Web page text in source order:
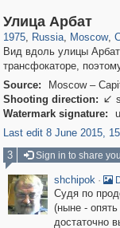
Улица Арбат
1975, Russia
1,406,504
, Moscow
319,780 8,286
,
159,978
Вид вдоль улицы
трансфокаторе,
Source:
Moscow –
Shooting direction: 
Watermark signature:
Last edit 8 June 2015,
3
Sign in to share
shchipok ·
Судя по
(ныне -
достаточно